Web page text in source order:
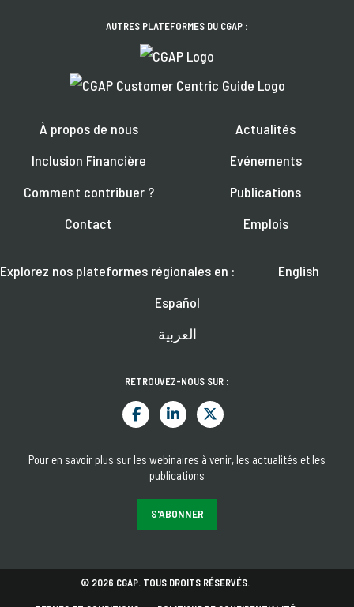
AUTRES PLATEFORMES DU CGAP :
À propos de nous
Inclusion Financière
Comment contribuer ?
Contact
Actualités
Evénements
Publications
Emplois
Explorez nos plateformes régionales en :
English
Español
العربية
RETROUVEZ-NOUS SUR :
Pour en savoir plus sur les webinaires à venir, les actualités et les
publications
S'ABONNER
© 2026 CGAP. TOUS DROITS RÉSERVÉS.